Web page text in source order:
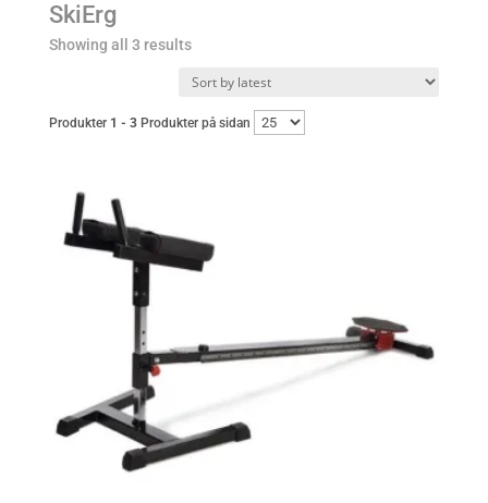
SkiErg
Showing all 3 resultsSorted
Produkter 1 - 3Produkter på sidan